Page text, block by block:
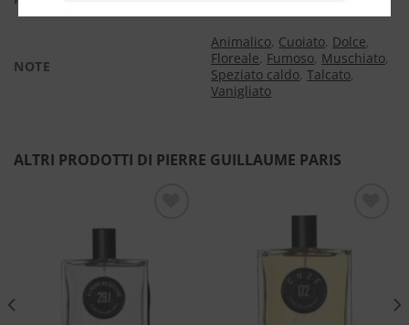
NOTE
Animalico, Cuoiato, Dolce,
Floreale, Fumoso, Muschiato,
Speziato caldo,Talcato,
Vanigliato
ALTRI PRODOTTI DI PIERRE GUILLAUME PARIS
desideri
alla lista